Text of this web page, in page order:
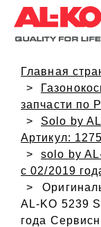
Главная
запчасти по
Solo by
Артикул:
solo by
с 02/2019
AL-KO 5239
года